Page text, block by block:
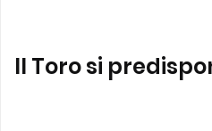
Il Toro si